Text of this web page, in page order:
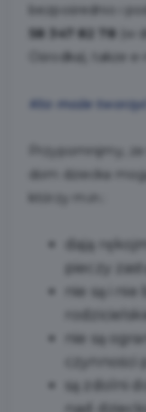
bezpośrednio i
58 347 82 78 (w
Ośrodka), także e-
Kto może
Przypomnijmy,
dom dziecka
dają
pieczy
nie są i
nie są
czynności
są zdolni